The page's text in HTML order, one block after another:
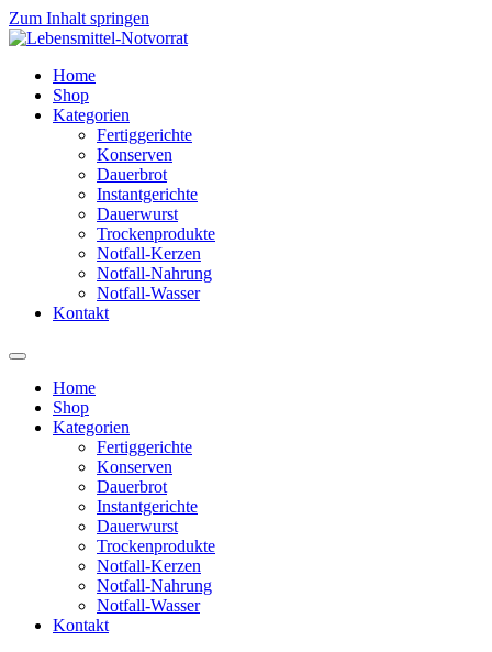
Zum Inhalt springen
Home
Shop
Kategorien
Fertiggerichte
Konserven
Dauerbrot
Instantgerichte
Dauerwurst
Trockenprodukte
Notfall-Kerzen
Notfall-Nahrung
Notfall-Wasser
Kontakt
Home
Shop
Kategorien
Fertiggerichte
Konserven
Dauerbrot
Instantgerichte
Dauerwurst
Trockenprodukte
Notfall-Kerzen
Notfall-Nahrung
Notfall-Wasser
Kontakt